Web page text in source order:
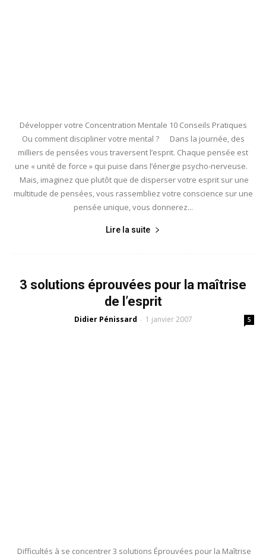
Développer votre Concentration Mentale 10 Conseils Pratiques
Ou comment discipliner votre mental ? Dans la journée, des
milliers de pensées vous traversent l’esprit. Chaque pensée est
une « unité de force » qui puise dans l’énergie psycho-nerveuse.
Mais, imaginez que plutôt que de disperser votre esprit sur une
multitude de pensées, vous rassembliez votre conscience sur une
pensée unique, vous donnerez...
Lire la suite
3 solutions éprouvées pour la maîtrise
de l’esprit
Didier Pénissard - 1 janvier 2007 5
Difficultés à se concentrer 3 solutions Éprouvées pour la Maîtrise